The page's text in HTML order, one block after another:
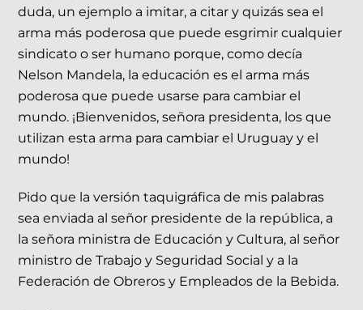
duda, un ejemplo a imitar, a citar y quizás sea el
arma más poderosa que puede esgrimir cualquier
sindicato o ser humano porque, como decía
Nelson Mandela, la educación es el arma más
poderosa que puede usarse para cambiar el
mundo. ¡Bienvenidos, señora presidenta, los que
utilizan esta arma para cambiar el Uruguay y el
mundo!
Pido que la versión taquigráfica de mis palabras
sea enviada al señor presidente de la república, a
la señora ministra de Educación y Cultura, al señor
ministro de Trabajo y Seguridad Social y a la
Federación de Obreros y Empleados de la Bebida.